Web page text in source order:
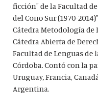
ficción" de la Facultad
del Cono Sur (1970-
Cátedra Metodología
Cátedra Abierta de
Facultad de Lenguas de
Córdoba. Contó con la
Uruguay, Francia,
Argentina.